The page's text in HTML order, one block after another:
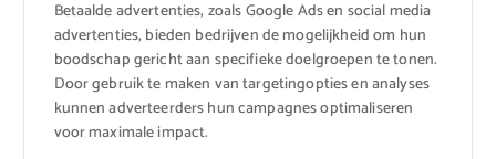
Betaalde advertenties, zoals Google Ads en social media
advertenties, bieden bedrijven de mogelijkheid om hun
boodschap gericht aan specifieke doelgroepen te tonen.
Door gebruik te maken van targetingopties en analyses
kunnen adverteerders hun campagnes optimaliseren
voor maximale impact.